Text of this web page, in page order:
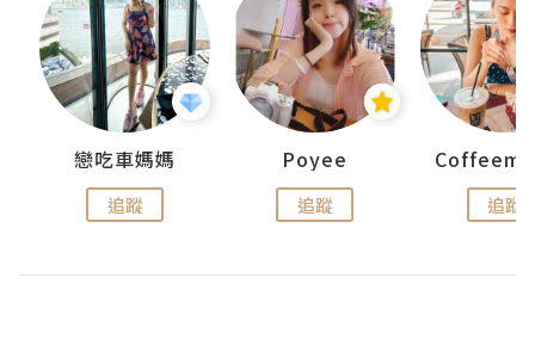
戀吃車媽媽
追蹤
Poyee
追蹤 追蹤